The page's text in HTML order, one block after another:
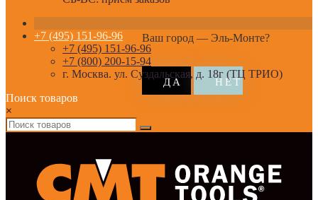
Ваш город — Эль-Монте?
+7 (495) 151-96-96
+7 (495) 151-96-96
+7 (800) 200-15-94
г. Москва. ул. Суздальская, д. 18г (ТЦ ТРИО)
Поиск товаров
×